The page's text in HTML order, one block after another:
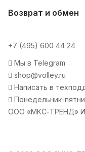
Возврат и обмен
+7 (495) 600 44 24
Мы в Telegram
shop@volley.ru
Написать в
Понедельник-
ООО «МКС-ТРЕНД»